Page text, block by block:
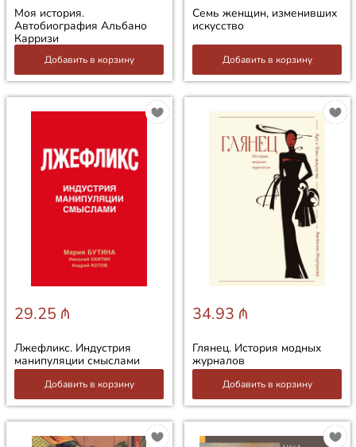
Моя история.
Автобиография Альбано
Карризи
Добавить в корзину
Семь женщин, изменивших
искусство
Добавить в корзину
29.25 ₼
Лжефликс. Индустрия
манипуляции смыслами
Добавить в корзину
34.93 ₼
Глянец. История модных
журналов
Добавить в корзину